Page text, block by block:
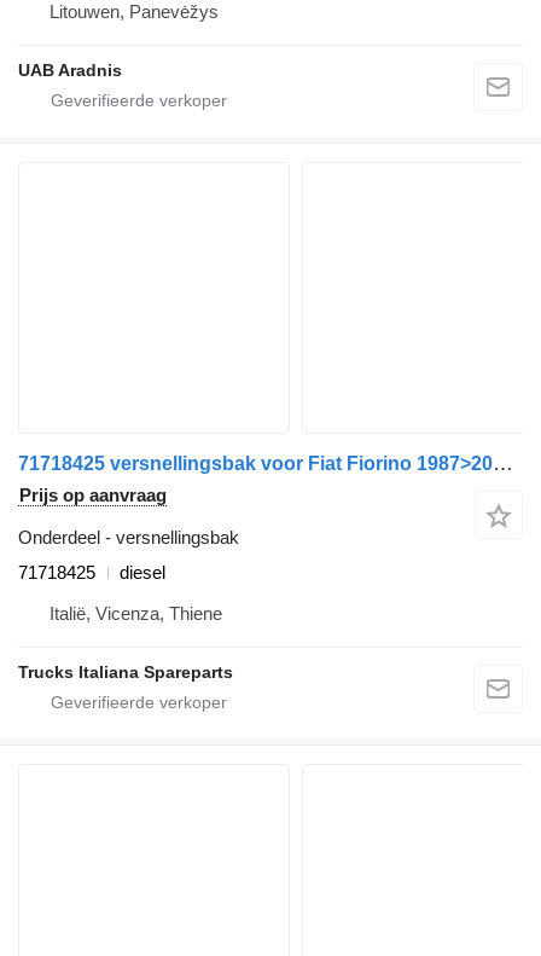
Litouwen, Panevėžys
UAB Aradnis
71718425 versnellingsbak voor Fiat Fiorino 1987>2000 auto
Prijs op aanvraag
Onderdeel - versnellingsbak
71718425
diesel
Italië, Vicenza, Thiene
Trucks Italiana Spareparts